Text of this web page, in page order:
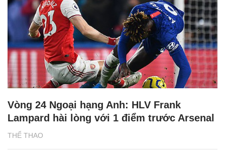
THỂ THAO
Vòng 24 Ngoại hạng Anh: HLV Frank
Lampard hài lòng với 1 điểm trước Arsenal